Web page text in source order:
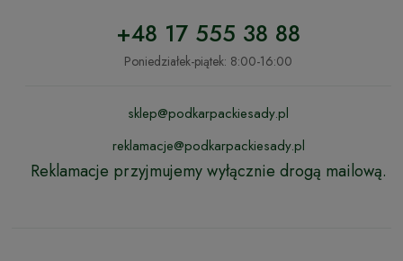
+48 17 555 38 88
Poniedziałek-piątek: 8:00-16:00
sklep@podkarpackiesady.pl
reklamacje@podkarpackiesady.pl
Reklamacje przyjmujemy wyłącznie drogą mailową.